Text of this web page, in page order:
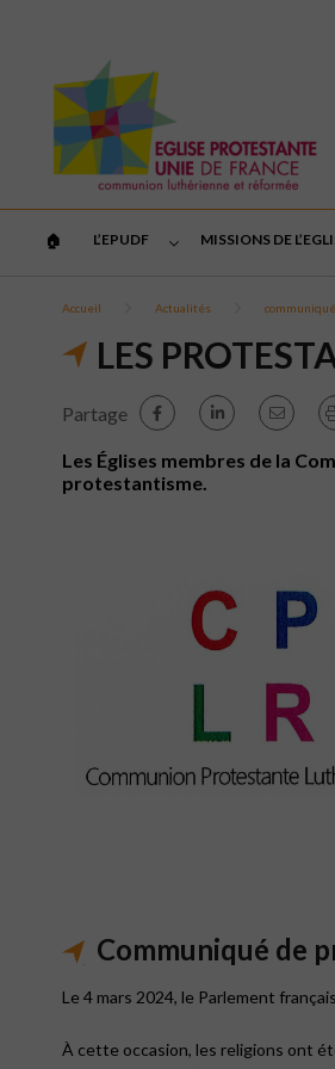
🏠︎ L’EPUDF MISSIONS DE
Accueil Actualités communiqué
LES
Partage
Les Églises membres de la
protestantisme.
Communiqué de
Le 4 mars 2024, le Parlement
À cette occasion, les religions ont